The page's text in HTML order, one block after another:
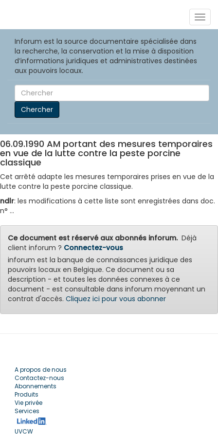
Inforum est la source documentaire spécialisée dans
la recherche, la conservation et la mise à disposition
d’informations juridiques et administratives destinées
aux pouvoirs locaux.
Chercher
06.09.1990 AM portant des mesures temporaires
en vue de la lutte contre la peste porcine
classique
Cet arrêté adapte les mesures temporaires prises en vue de la
lutte contre la peste porcine classique.
ndlr: les modifications à cette liste sont enregistrées dans doc.
n° ...
Ce document est réservé aux abonnés inforum.Déjà
client inforum ? Connectez-vous
inforum est la banque de connaissances juridique des
pouvoirs locaux en Belgique. Ce document ou sa
description - et toutes les données connexes à ce
document - est consultable dans inforum moyennant un
contrat d'accès. Cliquez ici pour vous abonner
A propos de nous
Contactez-nous
Abonnements
Produits
Vie privée
Services
UVCW